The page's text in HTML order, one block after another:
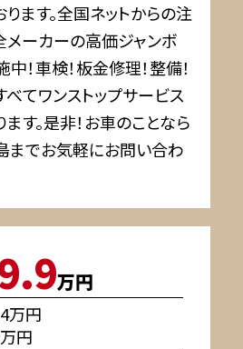
ます。全国ネットからの注
メーカーの高価ジャンボ
！車検！板金修理！整備！
べてワンストップサービス
す。是非！お車のことなら
までお気軽にお問い合わ
万円
万円
円